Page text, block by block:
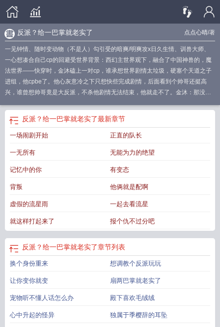
点点心晴/著
反派？给一巴掌就老实了
一见钟情、随时变动物（不是人）勾引受的暗爽/明爽攻x日久生情、训兽大师、
一心想凑合自己cp的回避受世界背景：西幻主世界观下，融合了中国神兽的，魔
法世界——快穿时，金沐磕上一对cp，谁承想世界剧情太垃圾，硬塞个天道之子
进组，他cpbe了。他心灰意冷之下只想快些完成剧情，后面看到个帅哥还挺高
兴，谁曾想帅哥竟是大反派，不杀他剧情无法结束，他就走不了。金沐：那没招
他才将反派弄死！金沐：喵的，丑八怪死吧！前世谢烬（盯）：……～经历那个
世界后的金沐备受打击，快穿结束后，换了个身份和样貌，替代了原剧情炮灰王
子季樱辞，准备回去当个搅屎棍，势必让自家cphe！搅乱剧情第一步：跳关！先
知整个村子都被魔族入侵，一片狼藉。季樱辞：不会来晚了，被带走了吧！谁知
一转头，哦豁，和一双化成灰都认识的赤色眼睛对视了~再一看，猫？哪来的猫？
他让他变成人，黑猫看他看的有些入迷，没反应过来，季樱辞却以为是在挑衅
他，一巴掌打在猫脑袋上！季樱辞：变！谢烬：……又被打了一次的谢烬变了回
模样，总觉得违和，这人哪里多出来一颗泪痣啊？还和自己原身的一模一样，什
么情况？季樱辞：算了，管他呢~前世谢烬：……我求你管一下呢！～季樱辞开启
计划第二步：训狗！让他哪怕被剧情强行召回忘了他，狗的灵魂深处也得认他这
个主人！俗话说得好，打一巴掌给一颗糖，季樱辞一直贯穿这个原则。季樱辞
（扇巴掌）：知道听话了。谢烬（点头）：殿下的手疼吗？季樱辞：？～阅读指
南：1：谢烬x季樱辞（金沐）；星珩x潮眠；今生都是he2：主角对副cp两人的心
钟情（见色起意）了（其实还有别的原因），今生更是一眼万年4：打磨文笔中，
派?给一巴掌就老实了免费阅读
反派？给一巴掌就老实了最新章节
一场闹剧开始 正直的队长
一无所有 无能为力的绝望
记忆中的你 有变态
背叛 他俩就是配啊
虚假的流星雨 一起去看流星
就这样打起来了 报个仇不过分吧
反派？给一巴掌就老实了章节列表
换个身份重来 想调教个反派玩玩
让你变你就变 扇两巴掌就老实了
宠物听不懂人话怎么办 殿下喜欢毛绒绒
心中升起的怪异 独属于季樱辞的耳坠